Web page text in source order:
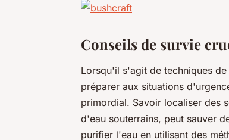
Conseils de survie
Lorsqu'il s'agit de techniques
préparer aux situations
primordial. Savoir localiser des
d'eau souterrains, peut sauver
purifier l'eau en utilisant des